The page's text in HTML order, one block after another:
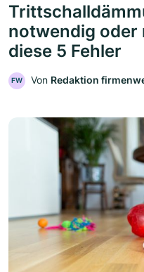
notwendig oder
diese 5 Fehler
FW Von Redaktion